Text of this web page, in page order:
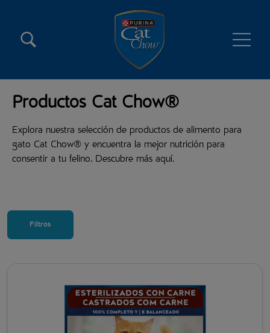
Menú secundario Cat Chow
Menú principal Cat Chow
Productos Cat Chow®
Explora nuestra selección de productos de alimento para
gato Cat Chow® y encuentra la mejor nutrición para
consentir a tu felino. Descubre más aquí.
Filtros